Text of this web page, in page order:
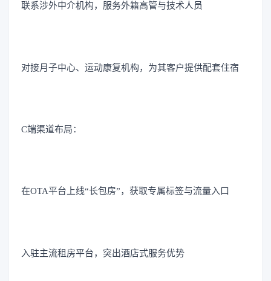
联系涉外中介机构，服务外籍高管与技术人员
对接月子中心、运动康复机构，为其客户提供配套住宿
C端渠道布局：
在OTA平台上线“长包房”，获取专属标签与流量入口
入驻主流租房平台，突出酒店式服务优势